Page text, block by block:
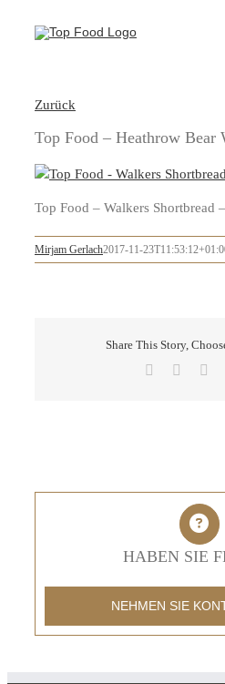
Inhalt
Zurück
Top Food – Heathrow Bear
Top Food – Walkers Shortbread
Mirjam Gerlach2017-11-
Share This Story,
Facebook
HABEN SIE
NEHMEN SIE